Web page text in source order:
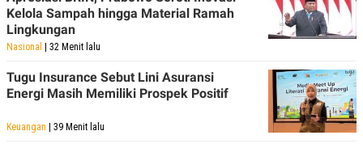
Kelola Sampah hingga Material Ramah
Lingkungan
Nasional | 32 Menit lalu
Tugu Insurance Sebut Lini Asuransi
Energi Masih Memiliki Prospek Positif
Keuangan | 39 Menit lalu